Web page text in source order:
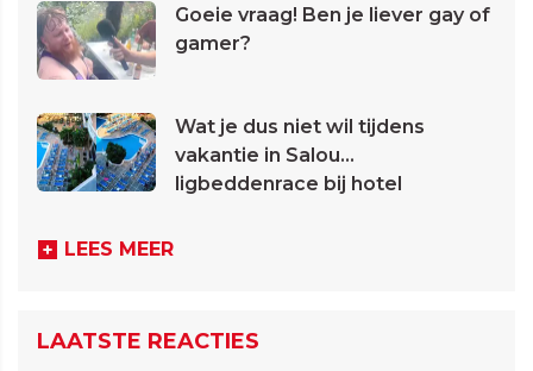
Goeie vraag! Ben je liever gay of
gamer?
Wat je dus niet wil tijdens
vakantie in Salou...
ligbeddenrace bij hotel
LEES MEER
LAATSTE REACTIES